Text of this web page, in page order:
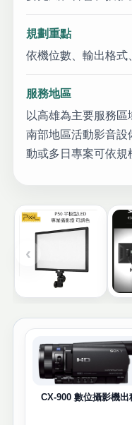
規劃重點
依機位數、輸出格式
服務地區
以高雄為主要服務
南部地區活動影音設
動或多日專案可依規
‹
CX-900 數位攝影機出